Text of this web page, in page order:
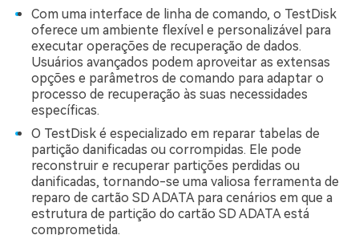
Com uma interface de linha de comando, o TestDisk
oferece um ambiente flexível e personalizável para
executar operações de recuperação de dados.
Usuários avançados podem aproveitar as extensas
opções e parâmetros de comando para adaptar o
processo de recuperação às suas necessidades
específicas.
O TestDisk é especializado em reparar tabelas de
partição danificadas ou corrompidas. Ele pode
reconstruir e recuperar partições perdidas ou
danificadas, tornando-se uma valiosa ferramenta de
reparo de cartão SD ADATA para cenários em que a
estrutura de partição do cartão SD ADATA está
comprometida.